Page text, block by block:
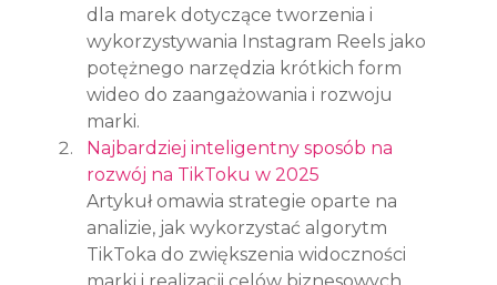
dla marek dotyczące tworzenia i
wykorzystywania Instagram Reels jako
potężnego narzędzia krótkich form
wideo do zaangażowania i rozwoju
marki.
Najbardziej inteligentny sposób na
rozwój na TikToku w 2025
Artykuł omawia strategie oparte na
analizie, jak wykorzystać algorytm
TikToka do zwiększenia widoczności